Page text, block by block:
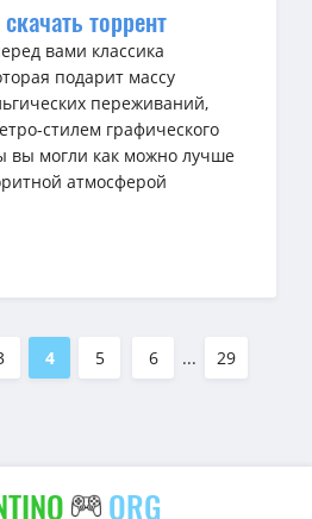
торрент
вами классика
подарит массу
переживаний,
стилем графического
вы могли как можно лучше
атмосферой
4 5 6 ... 29
ORG